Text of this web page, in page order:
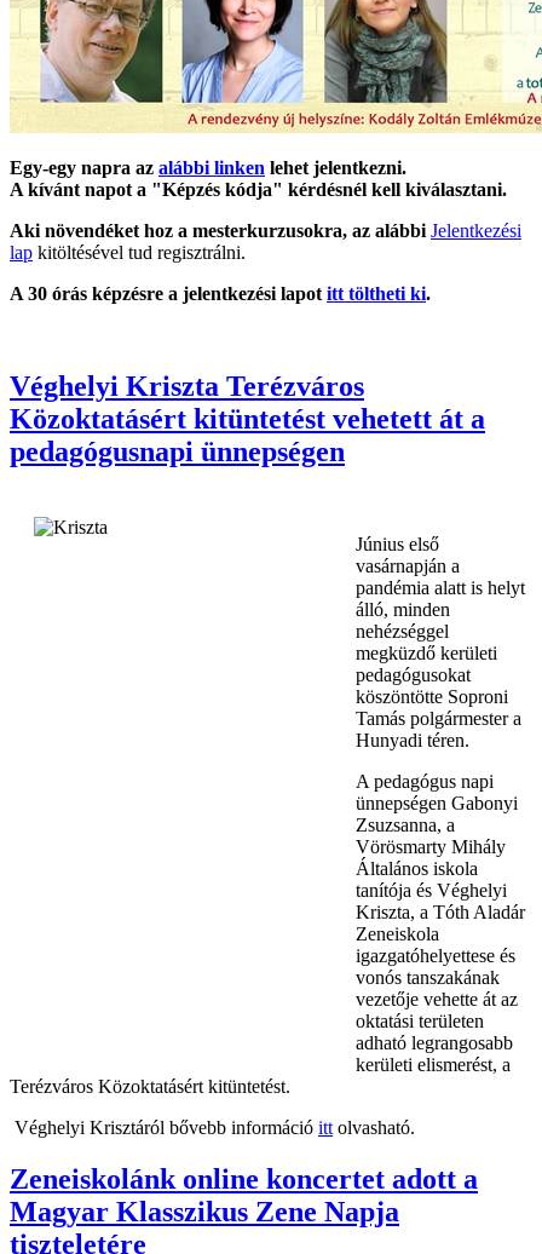
Egy-egy napra az alábbi linken lehet jelentkezni.
A kívánt napot a "Képzés kódja" kérdésnél kell kiválasztani.
Aki növendéket hoz a mesterkurzusokra, az alábbi Jelentkezési
lap kitöltésével tud regisztrálni.
A 30 órás képzésre a jelentkezési lapot itt töltheti ki.
Véghelyi Kriszta Terézváros
Közoktatásért kitüntetést vehetett át a
pedagógusnapi ünnepségen
Június első
vasárnapján a
pandémia alatt is helyt
álló, minden
nehézséggel
megküzdő kerületi
pedagógusokat
köszöntötte Soproni
Tamás polgármester a
Hunyadi téren.
A pedagógus napi
ünnepségen Gabonyi
Zsuzsanna, a
Vörösmarty Mihály
Általános iskola
tanítója és Véghelyi
Kriszta, a Tóth Aladár
Zeneiskola
igazgatóhelyettese és
vonós tanszakának
vezetője vehette át az
oktatási területen
adható legrangosabb
kerületi elismerést, a
Terézváros Közoktatásért kitüntetést.
Véghelyi Krisztáról bővebb információ itt olvasható.
Zeneiskolánk online koncertet adott a
Magyar Klasszikus Zene Napja
tiszteletére